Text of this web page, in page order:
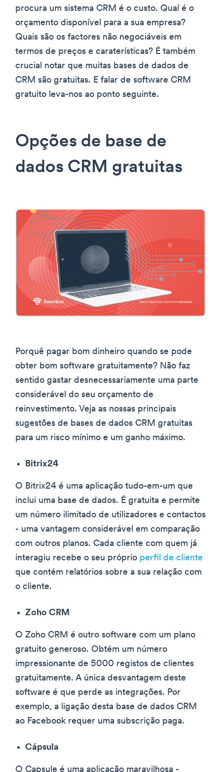
procura um sistema CRM é o custo. Qual é o
orçamento disponível para a sua empresa?
Quais são os factores não negociáveis em
termos de preços e caraterísticas? É também
crucial notar que muitas bases de dados de
CRM são gratuitas. E falar de software CRM
gratuito leva-nos ao ponto seguinte.
Opções de base de
dados CRM gratuitas
Porquê pagar bom dinheiro quando se pode
obter bom software gratuitamente? Não faz
sentido gastar desnecessariamente uma parte
considerável do seu orçamento de
reinvestimento. Veja as nossas principais
sugestões de bases de dados CRM gratuitas
para um risco mínimo e um ganho máximo.
Bitrix24
O Bitrix24 é uma aplicação tudo-em-um que
inclui uma base de dados. É gratuita e permite
um número ilimitado de utilizadores e contactos
- uma vantagem considerável em comparação
com outros planos. Cada cliente com quem já
interagiu recebe o seu próprio perfil de cliente
que contém relatórios sobre a sua relação com
o cliente.
Zoho CRM
O Zoho CRM é outro software com um plano
gratuito generoso. Obtém um número
impressionante de 5000 registos de clientes
gratuitamente. A única desvantagem deste
software é que perde as integrações. Por
exemplo, a ligação desta base de dados CRM
ao Facebook requer uma subscrição paga.
Cápsula
O Capsule é uma aplicação maravilhosa -